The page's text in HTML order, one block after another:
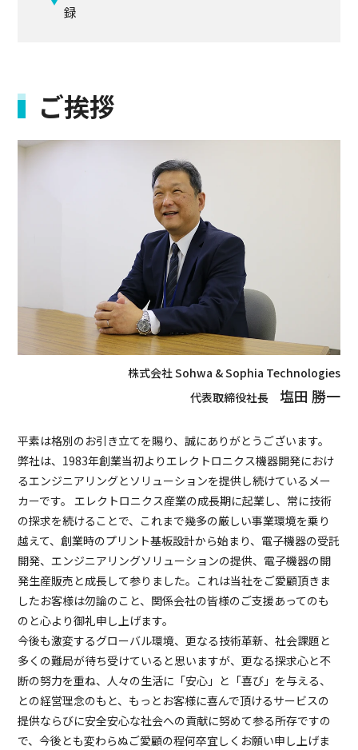
録
ご挨拶
株式会社 Sohwa & Sophia Technologies
代表取締役社長 塩田 勝一
平素は格別のお引き立てを賜り、誠にありがとうございます。
弊社は、1983年創業当初よりエレクトロニクス機器開発におけ
るエンジニアリングとソリューションを提供し続けているメー
カーです。 エレクトロニクス産業の成長期に起業し、常に技術
の探求を続けることで、これまで幾多の厳しい事業環境を乗り
越えて、創業時のプリント基板設計から始まり、電子機器の受託
開発、エンジニアリングソリューションの提供、電子機器の開
発生産販売と成長して参りました。これは当社をご愛顧頂きま
したお客様は勿論のこと、関係会社の皆様のご支援あってのも
のと心より御礼申し上げます。
今後も激変するグローバル環境、更なる技術革新、社会課題と
多くの難局が待ち受けていると思いますが、更なる探求心と不
断の努力を重ね、人々の生活に「安心」と「喜び」を与える、
との経営理念のもと、もっとお客様に喜んで頂けるサービスの
提供ならびに安全安心な社会への貢献に努めて参る所存ですの
で、今後とも変わらぬご愛顧の程何卒宜しくお願い申し上げま